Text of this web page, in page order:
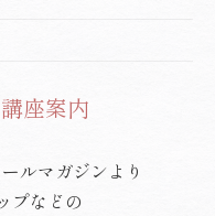
座案内
ルマガジンより
プなどの